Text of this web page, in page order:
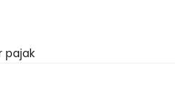
pajak